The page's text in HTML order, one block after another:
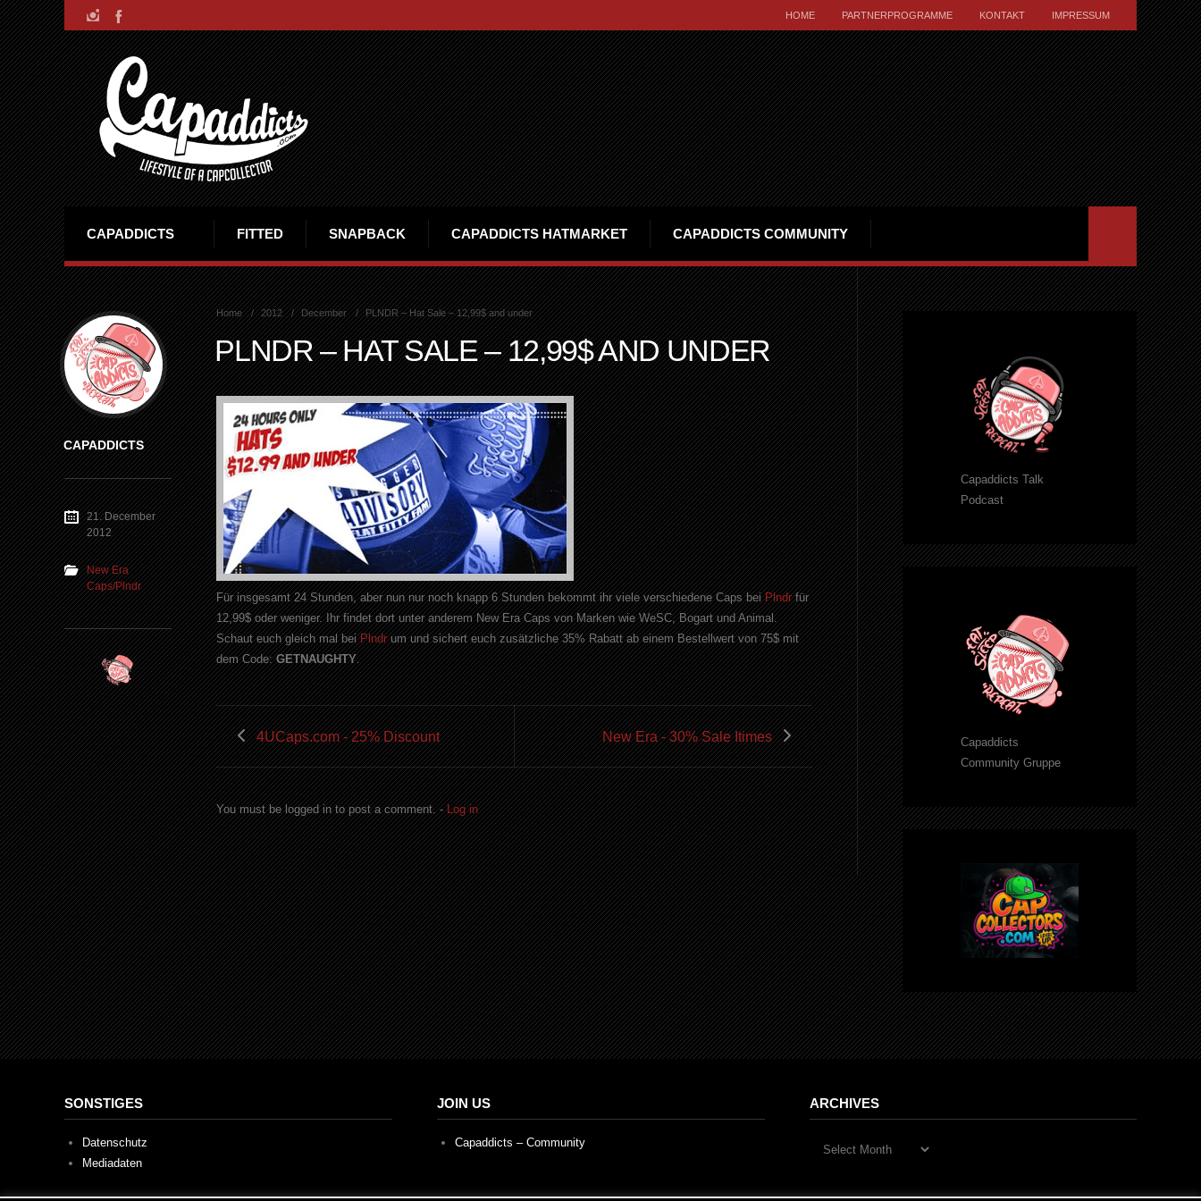
HOME PARTNERPROGRAMME KONTAKT IMPRESSUM
CAPADDICTS FITTED SNAPBACK CAPADDICTS HATMARKET CAPADDICTS COMMUNITY
Home 2012 December PLNDR – Hat Sale – 12,99$ and under
PLNDR – HAT SALE – 12,99$ AND UNDER
Für insgesamt 24 Stunden, aber nun nur noch knapp 6 Stunden bekommt ihr viele verschiedene Caps beiPlndrfür
12,99$ oder weniger. Ihr findet dort unter anderem New Era Caps von Marken wie WeSC, Bogart und Animal.
Schaut euch gleich mal beiPlndrum und sichert euch zusätzliche 35% Rabatt ab einem Bestellwert von 75$ mit
dem Code:GETNAUGHTY.
4UCaps.com - 25% Discount New Era - 30% Sale Itimes
You must be logged in to post a comment. -Log in
CAPADDICTS
21. December
2012
New Era
Caps/Plndr
Capaddicts Talk
Podcast
Capaddicts
Community Gruppe
SONSTIGES
Datenschutz
Mediadaten
JOIN US
Capaddicts – Community
ARCHIVES